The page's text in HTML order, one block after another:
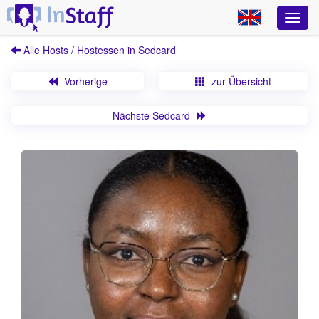
Alle Hosts / Hostessen in Sedcard
Vorherige zur Übersicht
Nächste Sedcard